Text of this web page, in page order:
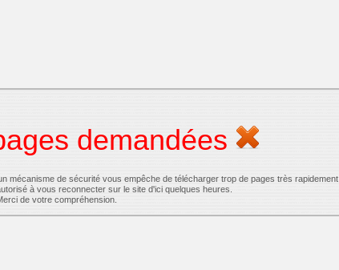
demandées
mécanisme de sécurité vous empêche de télécharger trop de pages très rapidement
à vous reconnecter sur le site d'ici quelques heures.
de votre compréhension.